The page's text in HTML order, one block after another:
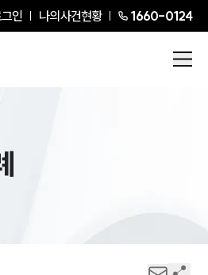
인 나의사건현황 1660-0124